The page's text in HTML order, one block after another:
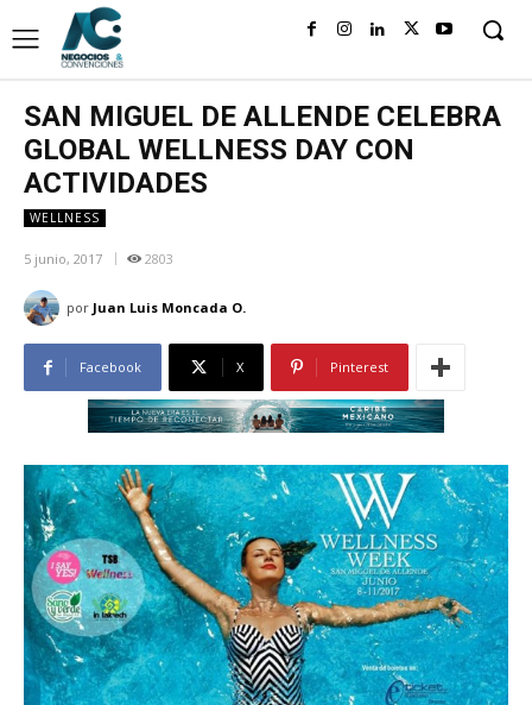
SAN MIGUEL DE ALLENDE CELEBRA
GLOBAL WELLNESS DAY CON
ACTIVIDADES
WELLNESS
5 junio, 2017 2803
por Juan Luis Moncada O.
Facebook X Pinterest